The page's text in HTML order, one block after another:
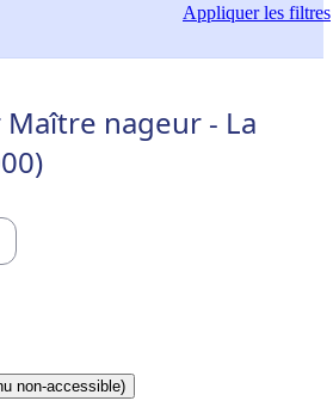
Appliquerles filtres
nageur - La
non-accessible)